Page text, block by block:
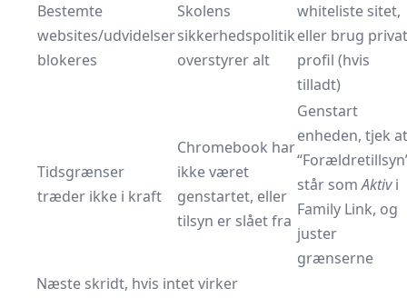
Bestemte
websites/udvidelser
blokeres
Skolens
sikkerhedspolitik
overstyrer alt
whiteliste sitet,
eller brug privat
profil (hvis
tilladt)
Tidsgrænser
træder ikke i kraft
Chromebook har
ikke været
genstartet, eller
tilsyn er slået fra
Genstart
enheden, tjek at
står somAktivi
Family Link, og
juster
grænserne
Næste skridt, hvis intet virker